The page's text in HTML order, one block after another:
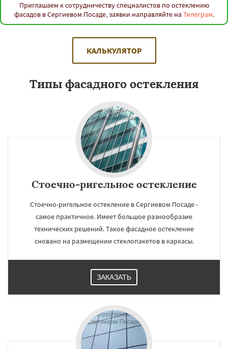
Приглашаем к сотрудничеству специалистов по остеклению
фасадов в Сергиевом Посаде, заявки направляйте на Телеграм.
КАЛЬКУЛЯТОР
Типы фасадного остекления
Стоечно-ригельное остекление
Стоечно-ригельное остекление в Сергиевом Посаде -
самое практичное. Имеет большое разнообразие
технических решений. Такое фасадное остекление
сновано на размещении стеклопакетов в каркасы.
ЗАКАЗАТЬ